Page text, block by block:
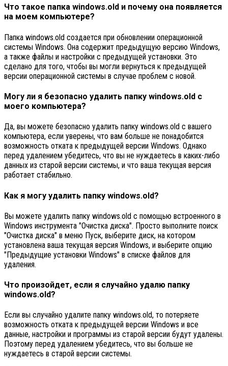
Что такое папка windows.old и почему она появляется
на моем компьютере?
Папка windows.old создается при обновлении операционной
системы Windows. Она содержит предыдущую версию Windows,
а также файлы и настройки с предыдущей установки. Это
сделано для того, чтобы вы могли вернуться к предыдущей
версии операционной системы в случае проблем с новой.
Могу ли я безопасно удалить папку windows.old с
моего компьютера?
Да, вы можете безопасно удалить папку windows.old с вашего
компьютера, если уверены, что вам больше не понадобится
возможность отката к предыдущей версии Windows. Однако
перед удалением убедитесь, что вы не нуждаетесь в каких-либо
данных из старой версии системы, и что ваша текущая версия
работает стабильно.
Как я могу удалить папку windows.old?
Вы можете удалить папку windows.old с помощью встроенного в
Windows инструмента "Очистка диска". Просто выполните поиск
"Очистка диска" в меню Пуск, выберите диск, на котором
установлена ваша текущая версия Windows, и выберите опцию
"Предыдущие установки Windows" в списке файлов для
удаления.
Что произойдет, если я случайно удалю папку
windows.old?
Если вы случайно удалите папку windows.old, то потеряете
возможность отката к предыдущей версии Windows и все
данные, настройки и программы из старой версии будут удалены.
Поэтому перед удалением убедитесь, что вы больше не
нуждаетесь в старой версии системы.